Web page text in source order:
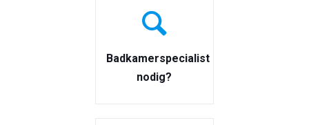
Badkamerspecialist
nodig?